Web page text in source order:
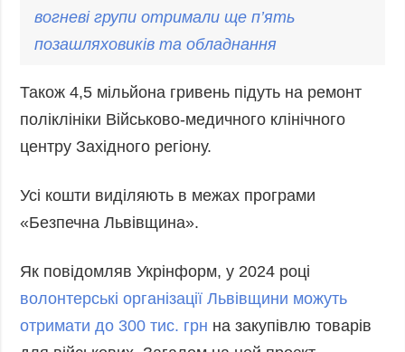
вогневі групи отримали ще п’ять
позашляховиків та обладнання
Також 4,5 мільйона гривень підуть на ремонт
поліклініки Військово-медичного клінічного
центру Західного регіону.
Усі кошти виділяють в межах програми
«Безпечна Львівщина».
Як повідомляв Укрінформ, у 2024 році
волонтерські організації Львівщини можуть
отримати до 300 тис. грн на закупівлю товарів